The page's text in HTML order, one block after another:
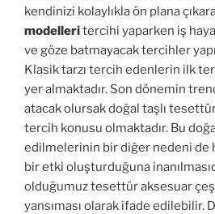
kendinizi kolaylıkla ön plana
modelleritercihi yaparken iş
ve göze batmayacak tercihler
Klasik tarzı tercih edenlerin ilk
yer almaktadır. Son dönemin
atacak olursak doğal taşlı
tercih konusu olmaktadır. Bu
edilmelerinin bir diğer nedeni de
bir etki oluşturduğuna
olduğumuz tesettür aksesuar
yansıması olarak ifade edilebilir.